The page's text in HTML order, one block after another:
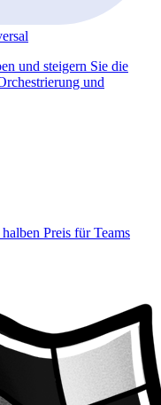
und steigern Sie die
und
Preis für Teams